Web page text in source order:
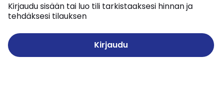
Kirjaudu sisään tai luo tili tarkistaaksesi hinnan ja
tehdäksesi tilauksen
Kirjaudu